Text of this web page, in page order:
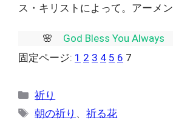
ス・キリストによって。アーメン
🌸God Bless You Always🌸
固定ページ: 1 2 3 4 5 6 7
カ
テ
祈り
タ
朝の祈り 、祈る花